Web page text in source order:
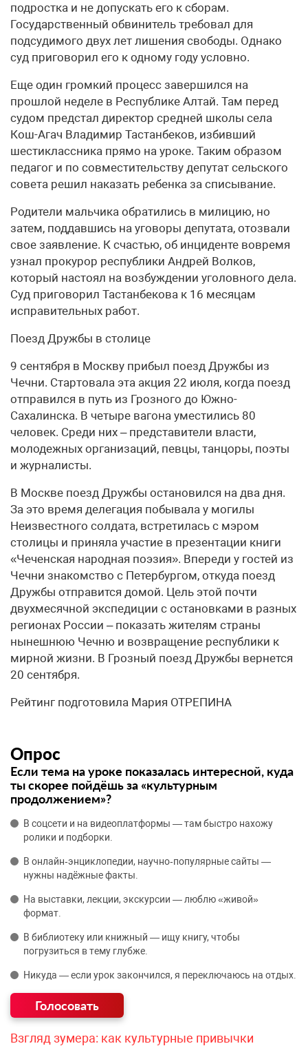
подростка и не допускать его к сборам.
Государственный обвинитель требовал для
подсудимого двух лет лишения свободы. Однако
суд приговорил его к одному году условно.
Еще один громкий процесс завершился на
прошлой неделе в Республике Алтай. Там перед
судом предстал директор средней школы села
Кош-Агач Владимир Тастанбеков, избивший
шестиклассника прямо на уроке. Таким образом
педагог и по совместительству депутат сельского
совета решил наказать ребенка за списывание.
Родители мальчика обратились в милицию, но
затем, поддавшись на уговоры депутата, отозвали
свое заявление. К счастью, об инциденте вовремя
узнал прокурор республики Андрей Волков,
который настоял на возбуждении уголовного дела.
Суд приговорил Тастанбекова к 16 месяцам
исправительных работ.
Поезд Дружбы в столице
9 сентября в Москву прибыл поезд Дружбы из
Чечни. Стартовала эта акция 22 июля, когда поезд
отправился в путь из Грозного до Южно-
Сахалинска. В четыре вагона уместились 80
человек. Среди них – представители власти,
молодежных организаций, певцы, танцоры, поэты
и журналисты.
В Москве поезд Дружбы остановился на два дня.
За это время делегация побывала у могилы
Неизвестного солдата, встретилась с мэром
столицы и приняла участие в презентации книги
«Чеченская народная поэзия». Впереди у гостей из
Чечни знакомство с Петербургом, откуда поезд
Дружбы отправится домой. Цель этой почти
двухмесячной экспедиции с остановками в разных
регионах России – показать жителям страны
нынешнюю Чечню и возвращение республики к
мирной жизни. В Грозный поезд Дружбы вернется
20 сентября.
Рейтинг подготовила Мария ОТРЕПИНА
Опрос
Если тема на уроке показалась интересной, куда
ты скорее пойдёшь за «культурным
продолжением»?
В соцсети и на видеоплатформы — там быстро нахожу
ролики и подборки.
В онлайн‑энциклопедии, научно‑популярные сайты —
нужны надёжные факты.
На выставки, лекции, экскурсии — люблю «живой»
формат.
В библиотеку или книжный — ищу книгу, чтобы
погрузиться в тему глубже.
Никуда — если урок закончился, я переключаюсь на отдых.
Взгляд зумера: как культурные привычки